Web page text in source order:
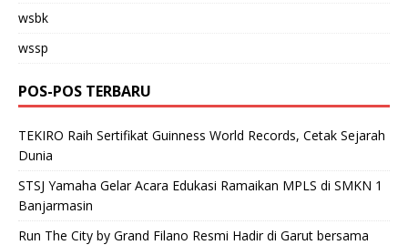
wsbk
wssp
POS-POS TERBARU
TEKIRO Raih Sertifikat Guinness World Records, Cetak Sejarah
Dunia
STSJ Yamaha Gelar Acara Edukasi Ramaikan MPLS di SMKN 1
Banjarmasin
Run The City by Grand Filano Resmi Hadir di Garut bersama